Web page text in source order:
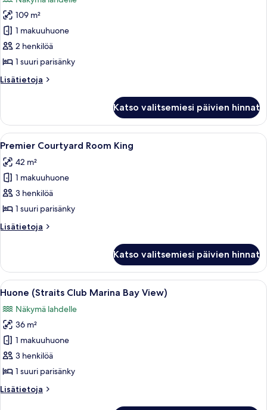
huonetyypin
Ullakkohuoneisto,
suuri
parisänky
Suite)
109 m²
1 makuuhuone
2 henkilöä
1 suuri parisänky
Lisätietoja
Lisätietoja
suuri
parisänky
(Loft
Katso valitsemiesi päivien hinnat
Avaa
kaikki
huonetyypin
Premier
Courtyard
Room
King
kuvat
Hotellihuone, jossa on sänky,
6
Premier Courtyard Room King
42 m²
1 makuuhuone
3 henkilöä
1 suuri parisänky
Lisätietoja
Lisätietoja
Room
King
Katso valitsemiesi päivien hinnat
Avaa
kaikki
huonetyypin
Huone
(Straits
Club
Marina
View)
Hotellihuone, jossa on suuri sänky,
9
Huone (Straits Club Marina Bay View)
Näkymä lahdelle
36 m²
1 makuuhuone
3 henkilöä
1 suuri parisänky
Lisätietoja
Lisätietoja